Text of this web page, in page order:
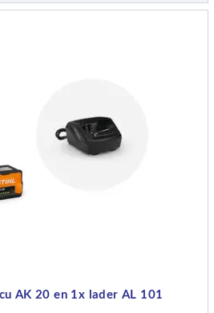
AK 20 en 1x lader AL 101